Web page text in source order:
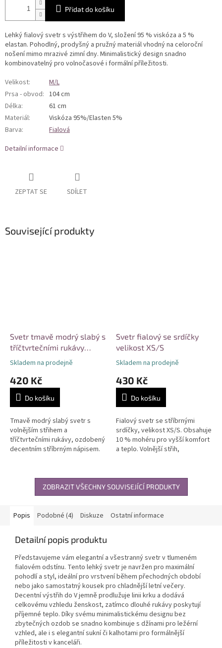
Přidat do košíku
Lehký fialový svetr s výstřihem do V, složení 95 % viskóza a 5 %
elastan. Pohodlný, prodyšný a pružný materiál vhodný na celoroční
nošení mimo mrazivé zimní dny. Minimalistický design snadno
kombinovatelný pro volnočasové i formální příležitosti.
Velikost:
M/L
Prsa - obvod: 104 cm
Délka:
61 cm
Materiál:
Viskóza 95%/Elasten 5%
Barva:
Fialová
Detailní informace
ZEPTAT SE SDÍLET
Související produkty
Svetr tmavě modrý slabý s
tříčtvrtečními rukávy
velikost S/M
Skladem na prodejně
420 Kč
Do košíku
Tmavě modrý slabý svetr s
volnějším střihem a
tříčtvrtečními rukávy, ozdobený
decentním stříbrným nápisem.
rukávy s vázáním...
Svetr fialový se srdíčky
velikost XS/S
Skladem na prodejně
430 Kč
Do košíku
Fialový svetr se stříbrnými
srdíčky, velikost XS/S. Obsahuje
10 % mohéru pro vyšší komfort
a teplo. Volnější střih,
ZOBRAZIT VŠECHNY SOUVISEJÍCÍ PRODUKTY
Popis Podobné (4) Diskuze Ostatní informace
Detailní popis produktu
Představujeme vám elegantní a všestranný svetr v tlumeném
fialovém odstínu. Tento lehký svetr je navržen pro maximální
pohodlí a styl, ideální pro vrstvení během přechodných období
nebo jako samostatný kousek pro chladnější letní večery.
Decentní výstřih do V jemně prodlužuje linii krku a dodává
celkovému vzhledu ženskost, zatímco dlouhé rukávy poskytují
příjemné teplo. Díky svému minimalistickému designu bez
zbytečných ozdob se snadno kombinuje s džínami pro ležérní
vzhled, ale i s elegantní sukní či kalhotami pro formálnější
příležitosti v kanceláři.